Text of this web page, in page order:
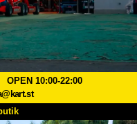
OPEN 10:00-22:00